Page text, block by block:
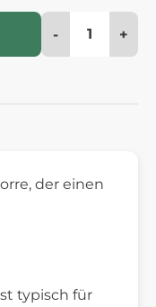
- +
der einen
typisch für